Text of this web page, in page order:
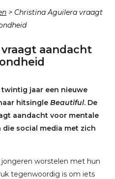
> Christina Aguilera vraagt
aandacht
jaar een nieuwe
hitsingle Beautiful. De
aandacht voor mentale
social media met zich
worstelen met hun
tegenwoordig is om iets